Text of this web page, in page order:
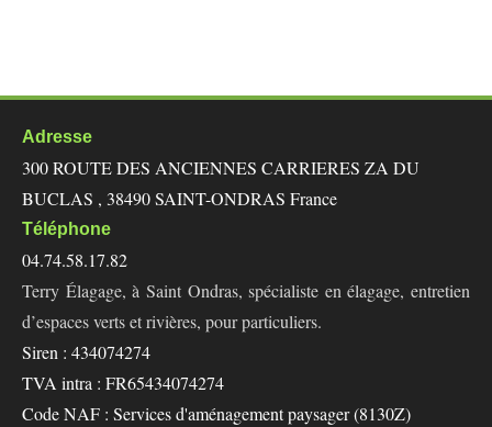
Adresse
300 ROUTE DES ANCIENNES CARRIERES ZA DU
BUCLAS , 38490 SAINT-ONDRAS France
Téléphone
04.74.58.17.82
Terry Élagage, à Saint Ondras, spécialiste en élagage, entretien
d’espaces verts et rivières, pour particuliers.
Siren : 434074274
TVA intra : FR65434074274
Code NAF : Services d'aménagement paysager (8130Z)